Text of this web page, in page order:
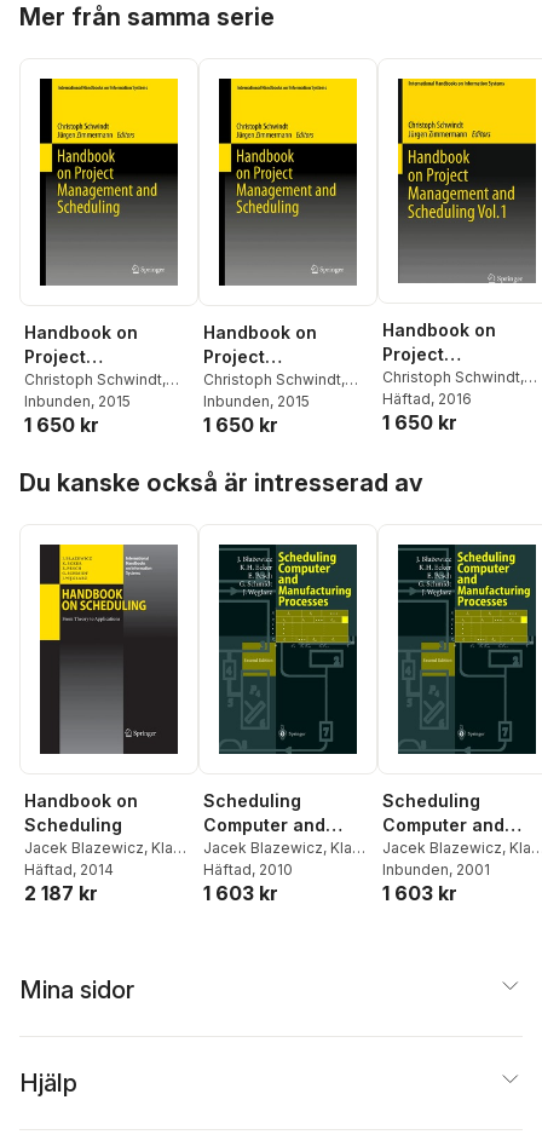
Mer från samma serie
Handbook on
Project
Management and
Scheduling Vol.1
Christoph Schwindt,
Jürgen Zimmermann
Inbunden, 2015
1 650 kr
Handbook on
Project
Management and
Scheduling Vol. 2
Christoph Schwindt,
Jürgen Zimmermann
Inbunden, 2015
1 650 kr
Handbook on
Project
Management and
Scheduling Vol.1
Christoph Schwindt,
Jürgen Zimmermann
Häftad, 2016
1 650 kr
Du kanske också är intresserad av
Handbook on
Scheduling
Jacek Blazewicz, Klaus
H. Ecker,Erwin Pesch
Günter Schmidt
Häftad, 2014
2 187 kr
Scheduling
Computer and
Manufacturing
Processes
Jacek Blazewicz, Klaus
H. Ecker,Erwin Pesch
Günter Schmidt
Häftad, 2010
1 603 kr
Scheduling
Computer and
Manufacturing
Processes
Jacek Blazewicz,
H. Ecker,Erwin Pesch
Günter Schmidt
Inbunden, 2001
1 603 kr
Mina sidor
Hjälp